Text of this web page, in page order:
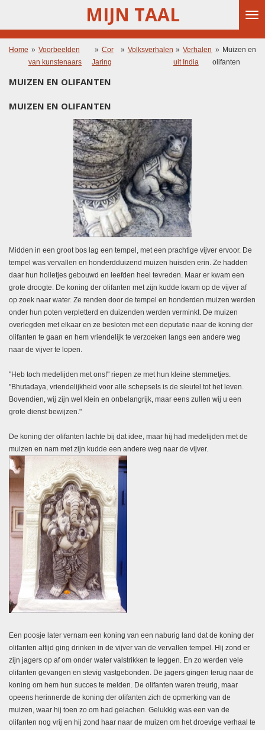
de
hoofdinhoud
MIJN TAAL
Home » Voorbeelden
van kunstenaars
» Cor
Jaring
» Volksverhalen » Verhalen
uit India
» Muizen en
olifanten
MUIZEN EN OLIFANTEN
MUIZEN EN OLIFANTEN
Midden in een groot bos lag een tempel , met een prachtige vijver ervoor. De
tempel was vervallen en honderdduizend muizen huisden erin. Ze hadden
daar hun holletjes gebouwd en leefden heel tevreden. Maar er kwam een
grote droogte. De koning der olifanten met zijn kudde kwam op de vijver af
op zoek naar water. Ze renden door de tempel en honderden muizen werden
onder hun poten verpletterd en duizenden werden verminkt. De muizen
overlegden met elkaar en ze besloten met een deputatie naar de koning der
olifanten te gaan en hem vriendelijk te verzoeken langs een andere weg
naar de vijver te lopen.
"Heb toch medelijden met ons!" riepen ze met hun kleine stemmetjes.
"Bhutadaya, vriendelijkheid voor alle schepsels is de sleutel tot het leven.
Bovendien, wij zijn wel klein en onbelangrijk, maar eens zullen wij u een
grote dienst bewijzen."
De koning der olifanten lachte bij datidee, maar hij had medelijden met de
muizen en nam met zijn kudde een andere weg naar de vijver.
Een poosje later vernam een koning van een naburig land dat de koning der
olifanten altijd ging drinken in de vijver van de vervallen tempel. Hij zond er
zijn jagers op af om onder water valstrikken te leggen. En zo werden vele
olifanten gevangen en stevig vastgebonden. De jagers gingen terug naar de
koning om hem hun succes te melden. De olifanten waren treurig, maar
opeens herinnerde de koning der olifanten zich de opmerking van de
muizen, waar hij toen zo om had gelachen. Gelukkig was een van de
olifanten nog vrij en hij zond haar naar de muizen om het droevige verhaal te